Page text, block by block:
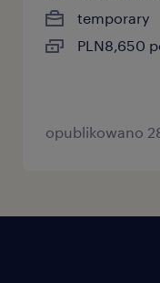
temporary
PLN8,650
opublikowano